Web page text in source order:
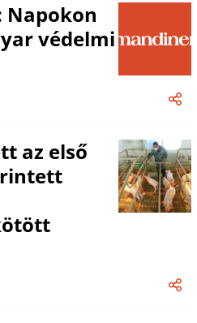
Napokon
védelmi
az első